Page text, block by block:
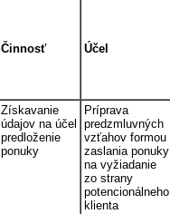
Činnosť Účel
Získavanie
údajov na účel
predloženie
ponuky
Príprava
predzmluvných
vzťahov formou
zaslania ponuky
na vyžiadanie
zo strany
potencionálneho
klienta